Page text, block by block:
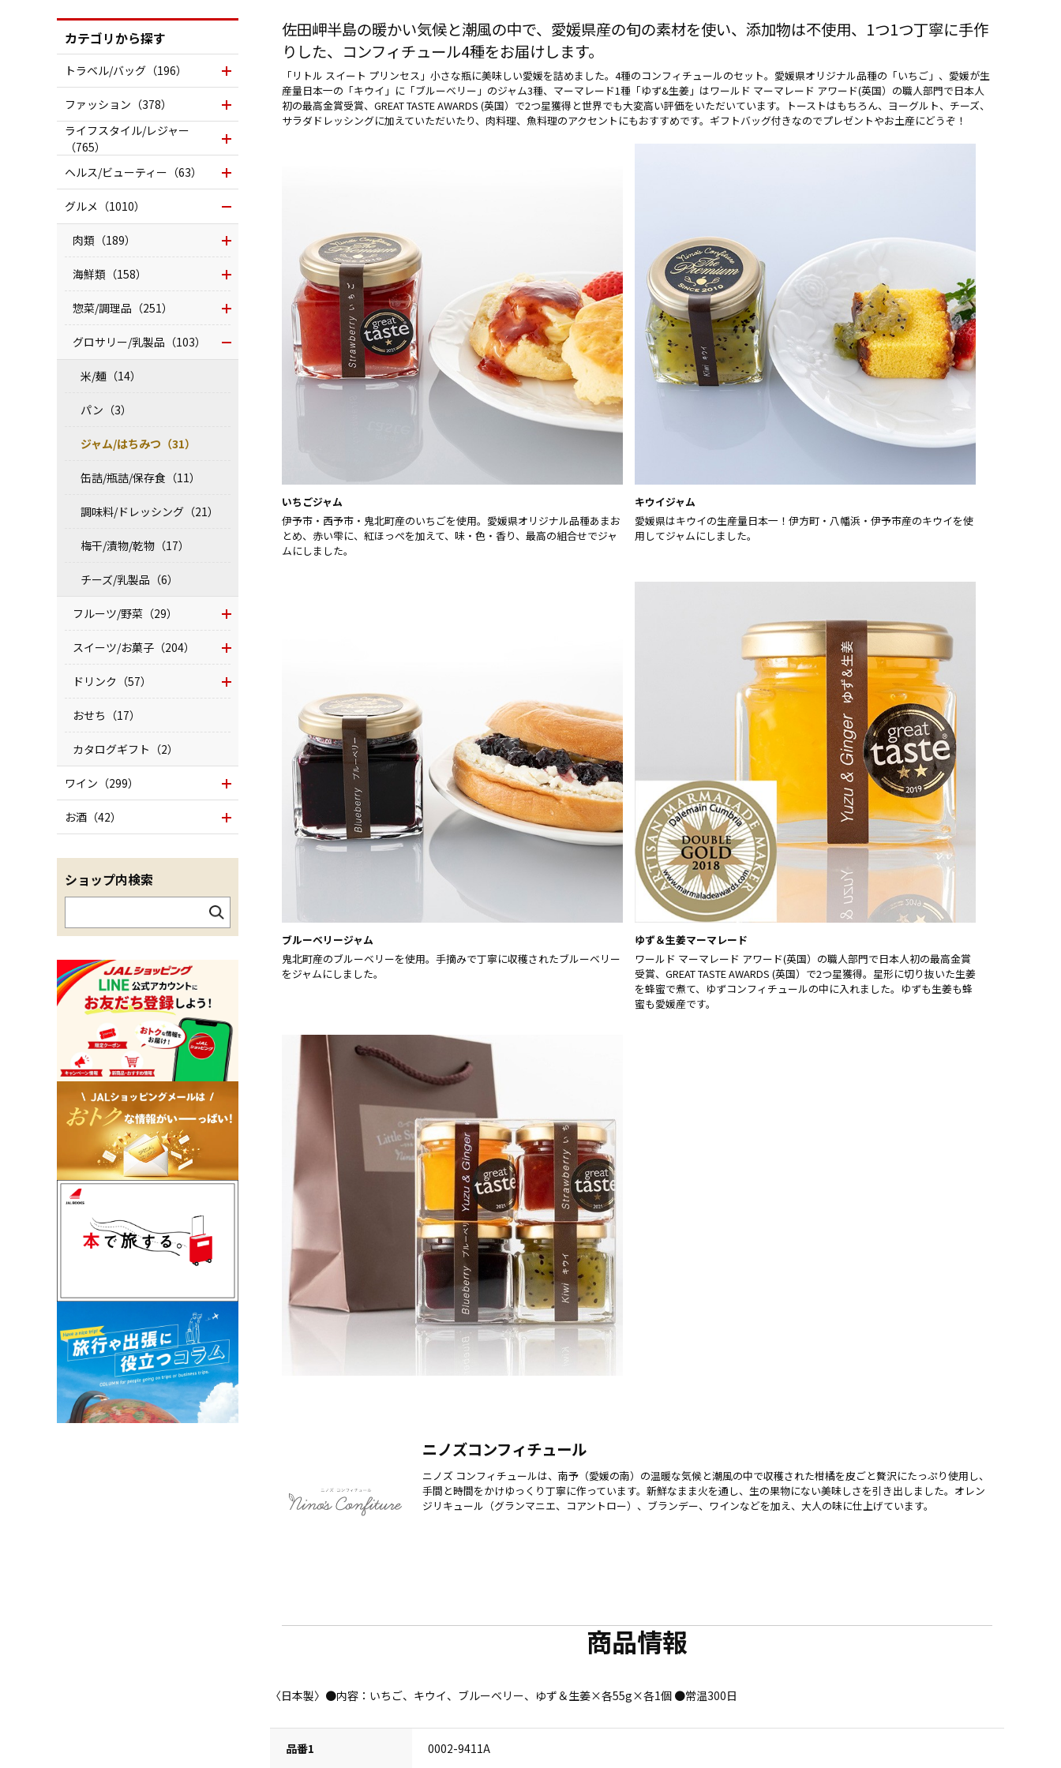
佐田岬半島の暖かい気候と潮風の中で、愛媛県産の旬の素材を使い、添加物は不使用、1つ1つ丁寧に手作
りした、コンフィチュール4種をお届けします。
「リトル スイート プリンセス」小さな瓶に美味しい愛媛を詰めました。4種のコンフィチュールのセット。愛媛県オリジナル品種の「いちご」、愛媛が生
産量日本一の「キウイ」に「ブルーベリー」のジャム3種、マーマレード1種「ゆず&生姜」はワールド マーマレード アワード(英国）の職人部門で日本人
初の最高金賞受賞、GREAT TASTE AWARDS (英国）で2つ星獲得と世界でも大変高い評価をいただいています。トーストはもちろん、ヨーグルト、チーズ、
サラダドレッシングに加えていただいたり、肉料理、魚料理のアクセントにもおすすめです。ギフトバッグ付きなのでプレゼントやお土産にどうぞ！
いちごジャム
伊予市・西予市・鬼北町産のいちごを使用。愛媛県オリジナル品種あまお
とめ、赤い雫に、紅ほっぺを加えて、味・色・香り、最高の組合せでジャ
ムにしました。
キウイジャム
愛媛県はキウイの生産量日本一！伊方町・八幡浜・伊予市産のキウイを使
用してジャムにしました。
ブルーベリージャム
鬼北町産のブルーベリーを使用。手摘みで丁寧に収穫されたブルーベリー
をジャムにしました。
ゆず＆生姜マーマレード
ワールド マーマレード アワード(英国）の職人部門で日本人初の最高金賞
受賞、GREAT TASTE AWARDS (英国）で2つ星獲得。星形に切り抜いた生姜
を蜂蜜で煮て、ゆずコンフィチュールの中に入れました。ゆずも生姜も蜂
蜜も愛媛産です。
ニノズコンフィチュール
ニノズ コンフィチュールは、南予（愛媛の南）の温暖な気候と潮風の中で収穫された柑橘を皮ごと贅沢にたっぷり使用し、
手間と時間をかけゆっくり丁寧に作っています。新鮮なまま火を通し、生の果物にない美味しさを引き出しました。オレン
ジリキュール（グランマニエ、コアントロー）、ブランデー、ワインなどを加え、大人の味に仕上げています。
商品情報
〈日本製〉●内容：いちご、キウイ、ブルーベリー、ゆず＆生姜×各55g×各1個 ●常温300日
品番1 0002-9411A
カテゴリから探す
トラベル/バッグ（196）
ファッション（378）
ライフスタイル/レジャー
（765）
ヘルス/ビューティー（63）
グルメ（1010）
肉類（189）
海鮮類（158）
惣菜/調理品（251）
グロサリー/乳製品（103）
米/麺（14）
パン（3）
ジャム/はちみつ（31）
缶詰/瓶詰/保存食（11）
調味料/ドレッシング（21）
梅干/漬物/乾物（17）
チーズ/乳製品（6）
フルーツ/野菜（29）
スイーツ/お菓子（204）
ドリンク（57）
おせち（17）
カタログギフト（2）
ワイン（299）
お酒（42）
ショップ内検索